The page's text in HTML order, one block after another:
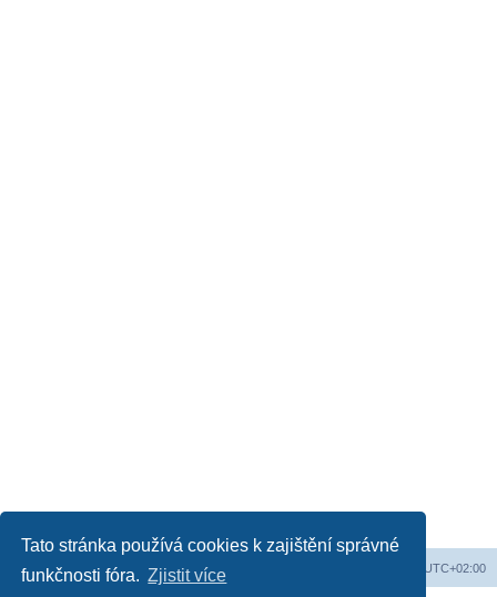
Tato stránka používá cookies k zajištění správné
funkčnosti fóra. Zjistit více
Web Obsah fóra UTC+02:00